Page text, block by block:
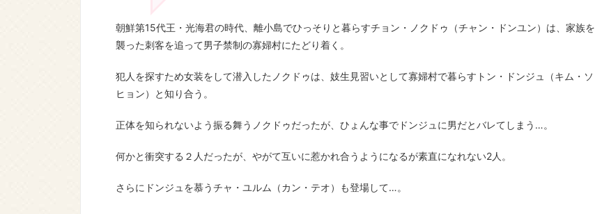
朝鮮第15代王・光海君の時代、離小島でひっそりと暮らすチョン・ノクドゥ（チャン・ドンユン）は、家族を
襲った刺客を追って男子禁制の寡婦村にたどり着く。
犯人を探すため女装をして潜入したノクドゥは、妓生見習いとして寡婦村で暮らすトン・ドンジュ（キム・ソ
ヒョン）と知り合う。
正体を知られないよう振る舞うノクドゥだったが、ひょんな事でドンジュに男だとバレてしまう…。
何かと衝突する２人だったが、やがて互いに惹かれ合うようになるが素直になれない2人。
さらにドンジュを慕うチャ・ユルム（カン・テオ）も登場して…。